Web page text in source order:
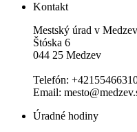
Kontakt
Mestský úrad v
Štóska 6
044 25 Medzev
Telefón:
Email:
Úradné hodiny